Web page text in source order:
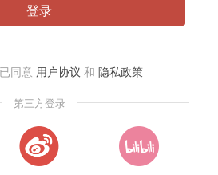
登录
同意 用户协议 和 隐私政策
第三方登录